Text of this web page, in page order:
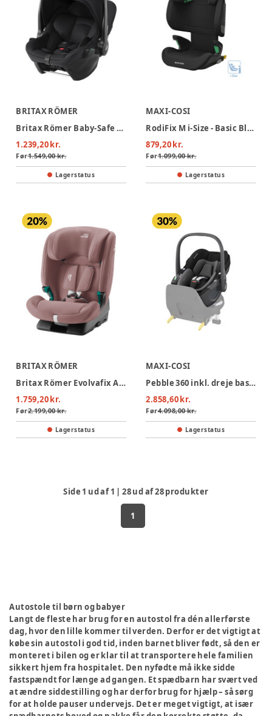
BRITAX RÖMER
Britax Römer Baby-Safe Core Autostol - Space Black
1.239,20 kr.
Før1.549,00 kr.
Lagerstatus
MAXI-COSI
RodiFix M i-Size - Basic Black
879,20 kr.
Før1.099,00 kr.
Lagerstatus
BRITAX RÖMER
Britax Römer Evolvafix Autostol - Dusty Rose
1.759,20 kr.
Før2.199,00 kr.
Lagerstatus
MAXI-COSI
Pebble 360 inkl. dreje base - Essential Black
2.858,60 kr.
Før4.098,00 kr.
Lagerstatus
Side 1 ud af1 |28ud af28produkter
1
Autostole til børn og babyer
Langt de fleste har brug for en autostol fra dén allerførste
dag, hvor den lille kommer til verden. Derfor er det vigtigt at
købe sin autostol i god tid, inden barnet bliver født, så den er
monteret i bilen og er klar til at transportere hele familien
sikkert hjem fra hospitalet. Den nyfødte må ikke sidde
fastspændt for længe ad gangen. Et spædbarn har svært ved
at ændre siddestilling og har derfor brug for hjælp – så sørg
for at holde pauser undervejs. Det er meget vigtigt, at især